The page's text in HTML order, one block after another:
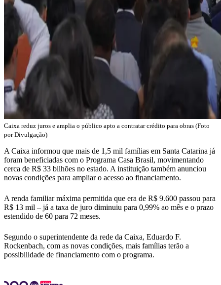
Caixa reduz juros e amplia o público apto a contratar crédito para obras (Foto
por Divulgação)
A Caixa informou que mais de 1,5 mil famílias em Santa Catarina já
foram beneficiadas com o Programa Casa Brasil, movimentando
cerca de R$ 33 bilhões no estado. A instituição também anunciou
novas condições para ampliar o acesso ao financiamento.
A renda familiar máxima permitida que era de R$ 9.600 passou para
R$ 13 mil – já a taxa de juro diminuiu para 0,99% ao mês e o prazo
estendido de 60 para 72 meses.
Segundo o superintendente da rede da Caixa, Eduardo F.
Rockenbach, com as novas condições, mais famílias terão a
possibilidade de financiamento com o programa.